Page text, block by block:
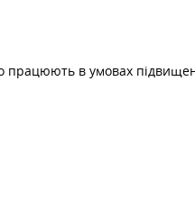
в умовах